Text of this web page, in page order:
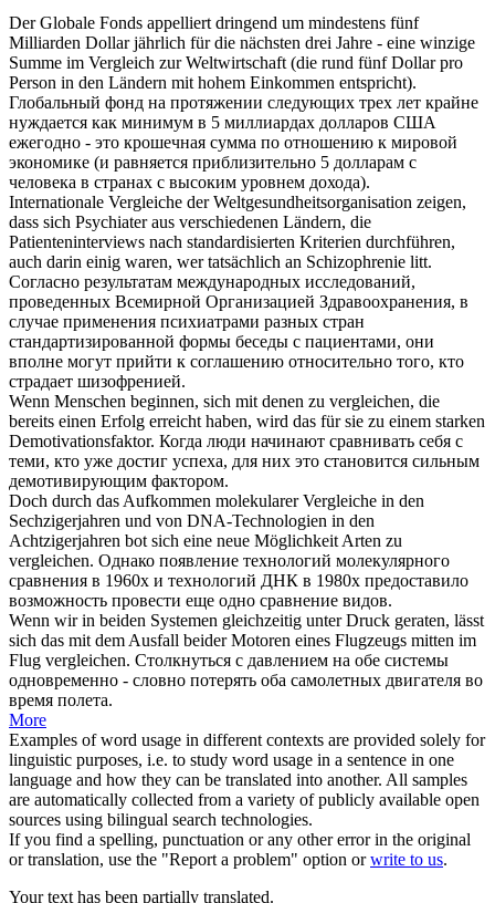
Der Globale Fonds appelliert dringend um mindestens fünf
Milliarden Dollar jährlich für die nächsten drei Jahre - eine winzige
Summe im Vergleich zur Weltwirtschaft (die rund fünf Dollar pro
Person in den Ländern mit hohem Einkommen entspricht).
Глобальный фонд на протяжении следующих трех лет крайне
нуждается как минимум в 5 миллиардах долларов США
ежегодно - это крошечная сумма по отношению к мировой
экономике (и равняется приблизительно 5 долларам с
человека в странах с высоким уровнем дохода).
Internationale Vergleiche der Weltgesundheitsorganisation zeigen,
dass sich Psychiater aus verschiedenen Ländern, die
Patienteninterviews nach standardisierten Kriterien durchführen,
auch darin einig waren, wer tatsächlich an Schizophrenie litt.
Согласно результатам международных исследований,
проведенных Всемирной Организацией Здравоохранения, в
случае применения психиатрами разных стран
стандартизированной формы беседы с пациентами, они
вполне могут прийти к соглашению относительно того, кто
страдает шизофренией.
Wenn Menschen beginnen, sich mit denen zu vergleichen, die
bereits einen Erfolg erreicht haben, wird das für sie zu einem starken
Demotivationsfaktor. Когда люди начинают сравнивать себя с
теми, кто уже достиг успеха, для них это становится сильным
демотивирующим фактором.
Doch durch das Aufkommen molekularer Vergleiche in den
Sechzigerjahren und von DNA-Technologien in den
Achtzigerjahren bot sich eine neue Möglichkeit Arten zu
vergleichen. Однако появление технологий молекулярного
сравнения в 1960х и технологий ДНК в 1980х предоставило
возможность провести еще одно сравнение видов.
Wenn wir in beiden Systemen gleichzeitig unter Druck geraten, lässt
sich das mit dem Ausfall beider Motoren eines Flugzeugs mitten im
Flug vergleichen. Столкнуться с давлением на обе системы
одновременно - словно потерять оба самолетных двигателя во
время полета.
More
Examples of word usage in different contexts are provided solely for
linguistic purposes, i.e. to study word usage in a sentence in one
language and how they can be translated into another. All samples
are automatically collected from a variety of publicly available open
sources using bilingual search technologies.
If you find a spelling, punctuation or any other error in the original
or translation, use the "Report a problem" option orwrite to us.
Your text has been partially translated.